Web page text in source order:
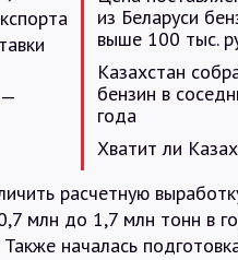
из Беларуси
выше 100 тыс.
Казахстан
бензин в
года
Хватит ли
—
расчетную
млн до 1,7 млн тонн в
началась